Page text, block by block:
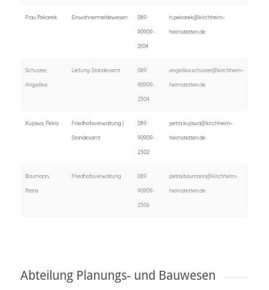
Frau Pekarek Einwohnermeldewesen 089
90909-
2104
h.pekarek@kirchheim-
heimstetten.de
Schuster,
Angelika
Leitung Standesamt 089
90909-
2304
angelika.schuster@kirchheim-
heimstetten.de
Kujawa, Petra Friedhofsverwaltung |
Standesamt
089
90909-
2302
petra.kujawa@kirchheim-
heimstetten.de
Baumann,
Petra
Friedhofsverwaltung 089
90909-
2306
petra.baumann@kirchheim-
heimstetten.de
Abteilung Planungs- und Bauwesen